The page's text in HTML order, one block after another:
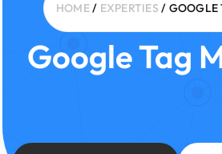
HOME/ EXPERTIES / GOOGLE
Google Tag